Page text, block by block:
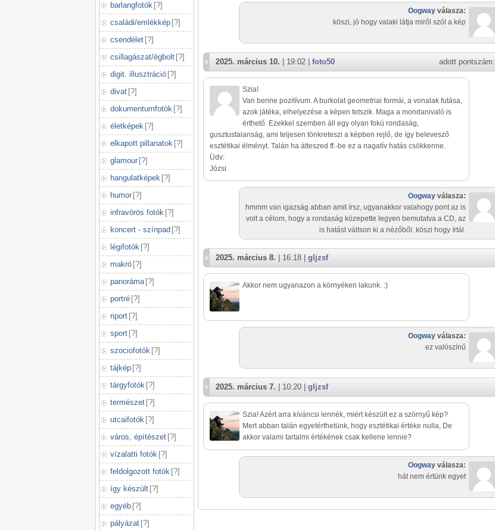
barlangfotók [?]
családi/emlékkép [?]
csendélet [?]
csillagászat/égbolt [?]
digit. illusztráció [?]
divat [?]
dokumentumfotók [?]
életképek [?]
elkapott pillanatok [?]
glamour [?]
hangulatképek [?]
humor [?]
infravörös fotók [?]
koncert - színpad [?]
légifotók [?]
makró [?]
panoráma [?]
portré [?]
riport [?]
sport [?]
szociofotók [?]
tájkép [?]
tárgyfotók [?]
természet [?]
utcaifotók [?]
város, építészet [?]
vízalatti fotók [?]
feldolgozott fotók [?]
így készült [?]
egyéb [?]
pályázat [?]
Oogway válasza:
köszi, jó hogy valaki látja miről szól a kép
adott pontszám:
2025. március 10. | 19:02 | foto50
Szia!
Van benne pozitívum. A burkolat geometriai formái, a vonalak futása,
azok játéka, elhelyezése a képen tetszik. Maga a mondanivaló is
érthető. Ezekkel szemben áll egy olyan fokú rondaság,
gusztustalanság, ami teljesen tönkreteszi a képben rejlő, de így belevesző
esztétikai élményt. Talán ha átteszed ff.-be ez a nagatív hatás csökkenne.
Üdv:
Józsi
Oogway válasza:
hmmm van igazság abban amit írsz, ugyanakkor valahogy pont az is
volt a célom, hogy a rondaság közepette legyen bemutatva a CD, az
is hatást váltson ki a nézőből. köszi hogy írtál.
2025. március 8. | 16:18 | gljzsf
Akkor nem ugyanazon a környéken lakunk. :)
Oogway válasza:
ez valószínű
2025. március 7. | 10:20 | gljzsf
Szia! Azért arra kíváncsi lennék, miért készült ez a szörnyű kép?
Mert abban talán egyetérthetünk, hogy esztétikai értéke nulla, De
akkor valami tartalmi értékének csak kellene lennie?
Oogway válasza:
hát nem értünk egyet